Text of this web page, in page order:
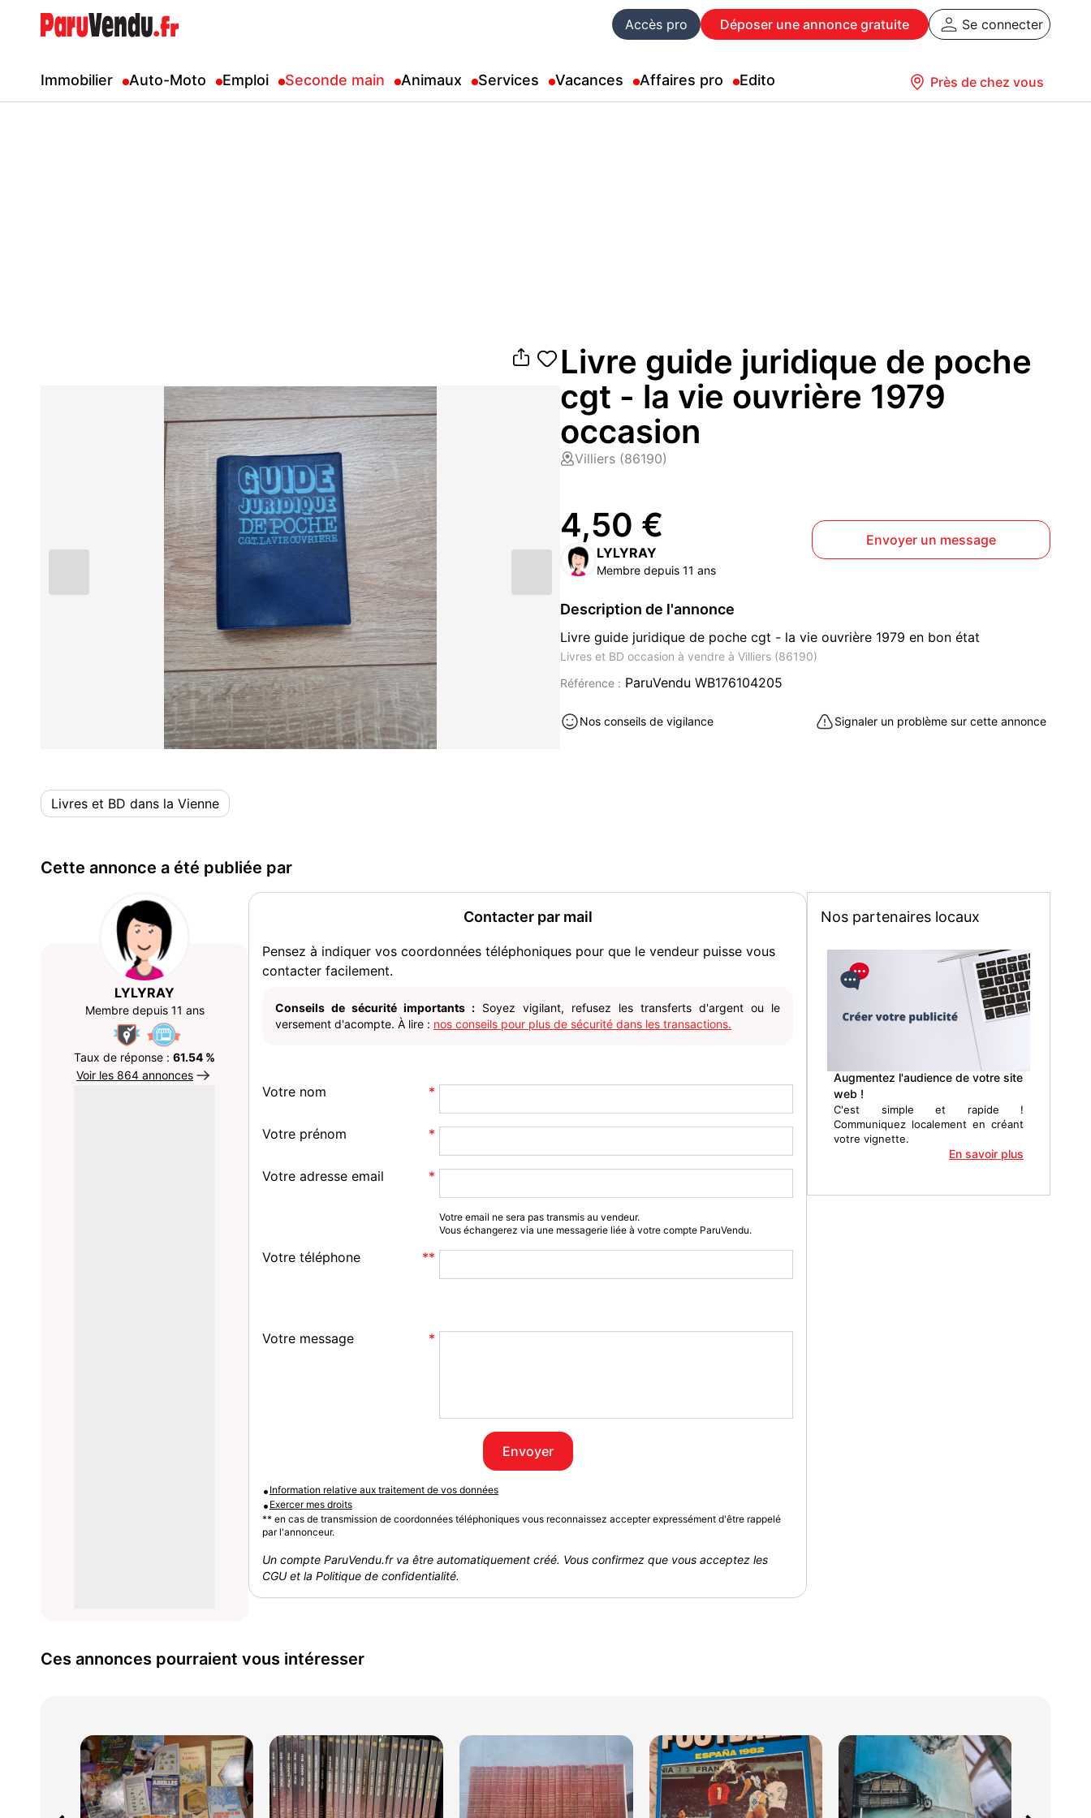
Accès pro Déposer une annonce gratuite Se connecter
Immobilier Auto-Moto Emploi Seconde main Animaux Services Vacances Affaires pro Edito Près de chez vous
Livre guide juridique de poche
cgt - la vie ouvrière 1979
occasion
Villiers (86190)
4,50 €
LYLYRAY
Membre depuis 11 ans
Envoyer un message
Description de l'annonce
Livre guide juridique de poche cgt - la vie ouvrière 1979 en bon état
Livres et BD occasion à vendre à Villiers (86190)
Référence : ParuVendu WB176104205
Nos conseils de vigilance Signaler un problème sur cette annonce
Livres et BD dans la Vienne
Cette annonce a été publiée par
LYLYRAY
Membre depuis 11 ans
Taux de réponse : 61.54 %
Voir les 864 annonces
Contacter par mail
Pensez à indiquer vos coordonnées téléphoniques pour que le vendeur puisse vous
contacter facilement.
Conseils de sécurité importants : Soyez vigilant, refusez les transferts d'argent ou le
versement d'acompte. À lire : nos conseils pour plus de sécurité dans les transactions.
Votre nom
Votre prénom
Votre adresse email
Votre email ne sera pas transmis au vendeur.
Vous échangerez via une messagerie liée à votre compte ParuVendu.
Votre téléphone
Votre message
Envoyer
• Information relative aux traitement de vos données
• Exercer mes droits
** en cas de transmission de coordonnées téléphoniques vous reconnaissez accepter expressément d'être rappelé
par l'annonceur.
Un compte ParuVendu.fr va être automatiquement créé. Vous confirmez que vous acceptez les
CGU et la Politique de confidentialité.
Nos partenaires locaux
Augmentez l'audience de votre site
web !
C'est simple et rapide !
Communiquez localement en créant
votre vignette.
En savoir plus
Ces annonces pourraient vous intéresser